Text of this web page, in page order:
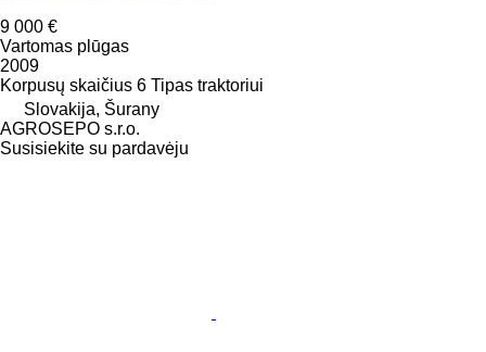
9 000 €
Vartomas plūgas
2009
Korpusų skaičius 6 Tipas traktoriui
Slovakija, Šurany
AGROSEPO s.r.o.
Susisiekite su pardavėju